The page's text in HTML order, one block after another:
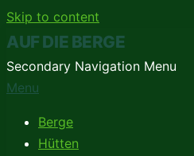
Skip to content
AUF DIE BERGE
Secondary Navigation Menu
Menu
Berge
Hütten